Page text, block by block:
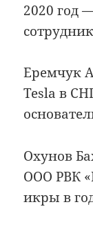
2020 год
Еремчук
Tesla в
Охунов
ООО РВК
икры в